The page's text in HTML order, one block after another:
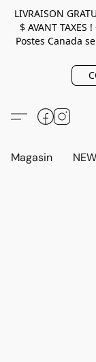
LIVRAISON
$ AVANT
Postes Canada
Magasin